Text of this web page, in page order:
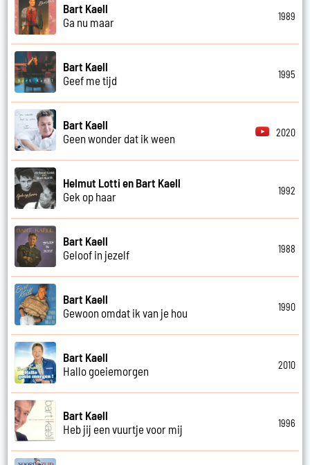
Bart Kaell
Ga nu maar
1989
Bart Kaell
Geef me tijd
1995
Bart Kaell
Geen wonder dat ik ween
2020
Helmut Lotti en Bart Kaell
Gek op haar
1992
Bart Kaell
Geloof in jezelf
1988
Bart Kaell
Gewoon omdat ik van je hou
1990
Bart Kaell
Hallo goeiemorgen
2010
Bart Kaell
Heb jij een vuurtje voor mij
1996